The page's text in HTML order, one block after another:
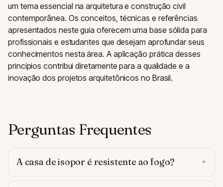
um tema essencial na arquitetura e construção civil
contemporânea. Os conceitos, técnicas e referências
apresentados neste guia oferecem uma base sólida para
profissionais e estudantes que desejam aprofundar seus
conhecimentos nesta área. A aplicação prática desses
princípios contribui diretamente para a qualidade e a
inovação dos projetos arquitetônicos no Brasil.
Perguntas Frequentes
A casa de isopor é resistente ao fogo?